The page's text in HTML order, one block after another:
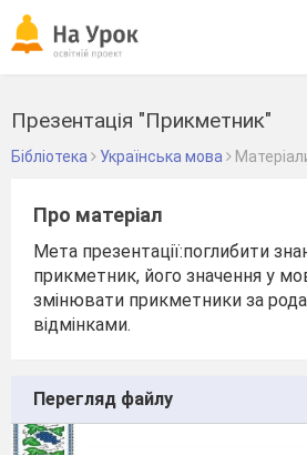
Презентація "Прикметник"
Бібліотека Українська мова
Про матеріал
Мета презентації:поглибити
прикметник, його значення у
змінювати прикметники за
відмінками.
Перегляд файлу